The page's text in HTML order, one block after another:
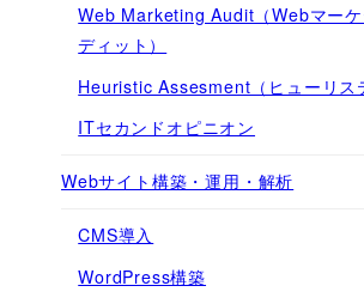
Web Marketing Audit（Webマー
ディット）
Heuristic Assesment（ヒューリス
ITセカンドオピニオン
Webサイト構築・運用・解析
CMS導入
WordPress構築